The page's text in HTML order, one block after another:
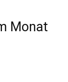
Monat